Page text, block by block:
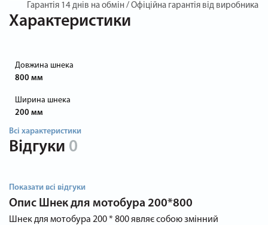
Гарантія 14 днів на обмін / Офіційна гарантія від виробника
Характеристики
Довжина шнека
800 мм
Ширина шнека
200 мм
Всі характеристики
Відгуки 0
Показати всі відгуки
Опис Шнек для мотобура 200*800
Шнек для мотобура 200 * 800 являє собою змінний